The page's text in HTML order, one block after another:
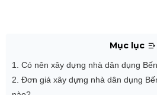
Mục lục
1. Có nên xây dựng nhà dân dụng
2. Đơn giá xây dựng nhà dân dụng